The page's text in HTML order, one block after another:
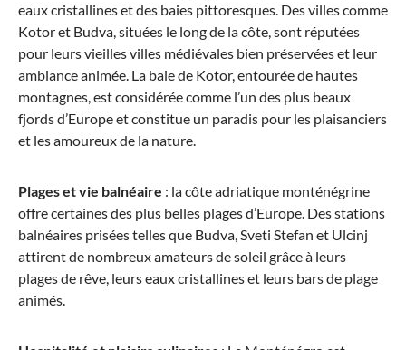
eaux cristallines et des baies pittoresques. Des villes comme
Kotor et Budva, situées le long de la côte, sont réputées
pour leurs vieilles villes médiévales bien préservées et leur
ambiance animée. La baie de Kotor, entourée de hautes
montagnes, est considérée comme l’un des plus beaux
fjords d’Europe et constitue un paradis pour les plaisanciers
et les amoureux de la nature.
Plages et vie balnéaire : la côte adriatique monténégrine
offre certaines des plus belles plages d’Europe. Des stations
balnéaires prisées telles que Budva, Sveti Stefan et Ulcinj
attirent de nombreux amateurs de soleil grâce à leurs
plages de rêve, leurs eaux cristallines et leurs bars de plage
animés.